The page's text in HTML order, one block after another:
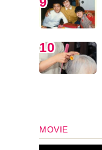
10
MOVIE